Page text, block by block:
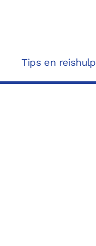
Tips en reishulp